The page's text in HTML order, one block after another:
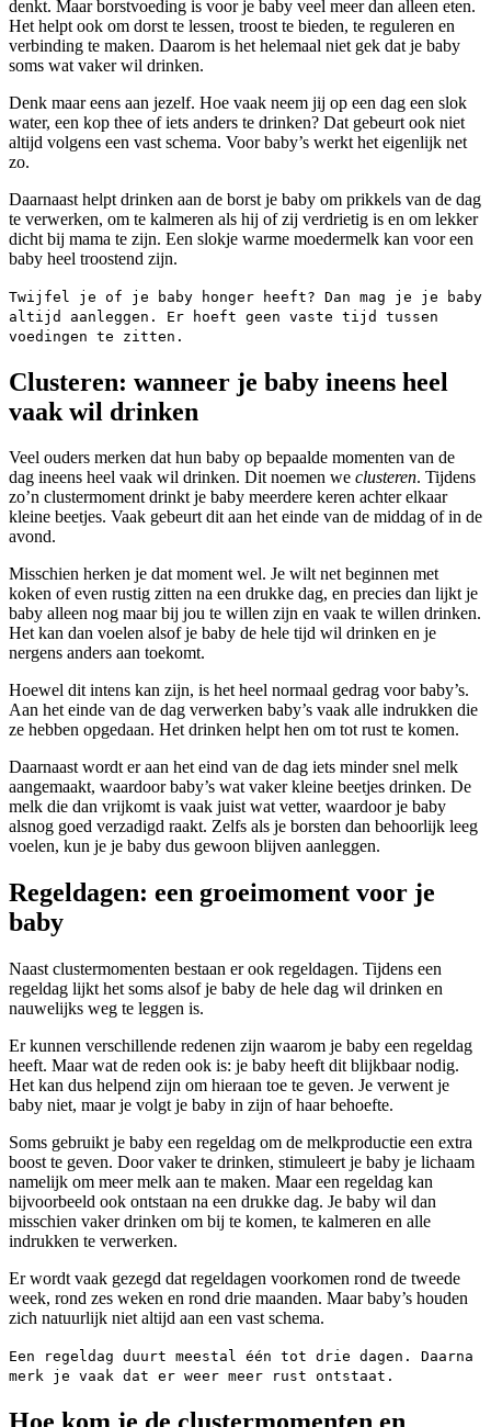
denkt. Maar borstvoeding is voor je baby veel meer dan alleen eten.
Het helpt ook om dorst te lessen, troost te bieden, te reguleren en
verbinding te maken. Daarom is het helemaal niet gek dat je baby
soms wat vaker wil drinken.
Denk maar eens aan jezelf. Hoe vaak neem jij op een dag een slok
water, een kop thee of iets anders te drinken? Dat gebeurt ook niet
altijd volgens een vast schema. Voor baby’s werkt het eigenlijk net
zo.
Daarnaast helpt drinken aan de borst je baby om prikkels van de dag
te verwerken, om te kalmeren als hij of zij verdrietig is en om lekker
dicht bij mama te zijn. Een slokje warme moedermelk kan voor een
baby heel troostend zijn.
Twijfel je of je baby honger heeft? Dan mag je je baby
altijd aanleggen. Er hoeft geen vaste tijd tussen
voedingen te zitten.
Clusteren: wanneer je baby ineens heel
vaak wil drinken
Veel ouders merken dat hun baby op bepaalde momenten van de
dag ineens heel vaak wil drinken. Dit noemen we clusteren. Tijdens
zo’n clustermoment drinkt je baby meerdere keren achter elkaar
kleine beetjes. Vaak gebeurt dit aan het einde van de middag of in de
avond.
Misschien herken je dat moment wel. Je wilt net beginnen met
koken of even rustig zitten na een drukke dag, en precies dan lijkt je
baby alleen nog maar bij jou te willen zijn en vaak te willen drinken.
Het kan dan voelen alsof je baby de hele tijd wil drinken en je
nergens anders aan toekomt.
Hoewel dit intens kan zijn, is het heel normaal gedrag voor baby’s.
Aan het einde van de dag verwerken baby’s vaak alle indrukken die
ze hebben opgedaan. Het drinken helpt hen om tot rust te komen.
Daarnaast wordt er aan het eind van de dag iets minder snel melk
aangemaakt, waardoor baby’s wat vaker kleine beetjes drinken. De
melk die dan vrijkomt is vaak juist wat vetter, waardoor je baby
alsnog goed verzadigd raakt. Zelfs als je borsten dan behoorlijk leeg
voelen, kun je je baby dus gewoon blijven aanleggen.
Regeldagen: een groeimoment voor je
baby
Naast clustermomenten bestaan er ook regeldagen. Tijdens een
regeldag lijkt het soms alsof je baby de hele dag wil drinken en
nauwelijks weg te leggen is.
Er kunnen verschillende redenen zijn waarom je baby een regeldag
heeft. Maar wat de reden ook is: je baby heeft dit blijkbaar nodig.
Het kan dus helpend zijn om hieraan toe te geven. Je verwent je
baby niet, maar je volgt je baby in zijn of haar behoefte.
Soms gebruikt je baby een regeldag om de melkproductie een extra
boost te geven. Door vaker te drinken, stimuleert je baby je lichaam
namelijk om meer melk aan te maken. Maar een regeldag kan
bijvoorbeeld ook ontstaan na een drukke dag. Je baby wil dan
misschien vaker drinken om bij te komen, te kalmeren en alle
indrukken te verwerken.
Er wordt vaak gezegd dat regeldagen voorkomen rond de tweede
week, rond zes weken en rond drie maanden. Maar baby’s houden
zich natuurlijk niet altijd aan een vast schema.
Een regeldag duurt meestal één tot drie dagen. Daarna
merk je vaak dat er weer meer rust ontstaat.